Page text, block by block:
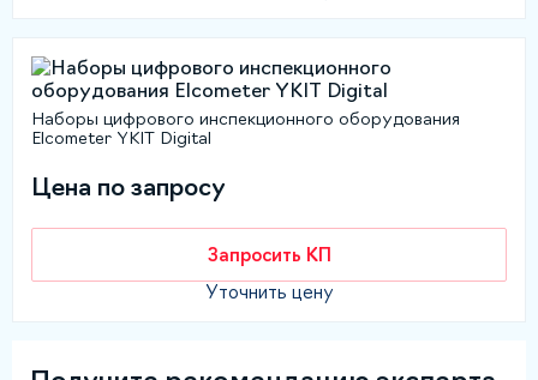
Наборы цифрового инспекционного оборудования
Elcometer YKIT Digital
Цена по запросу
Запросить КП
Уточнить цену